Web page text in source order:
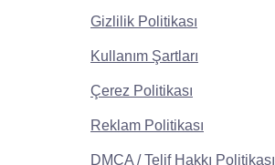
Gizlilik Politikası
Kullanım Şartları
Çerez Politikası
Reklam Politikası
DMCA / Telif Hakkı Politikası